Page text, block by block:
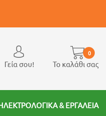
Γεία σου!
0
Το καλάθι σας
& ΕΡΓΑΛΕΙΑ